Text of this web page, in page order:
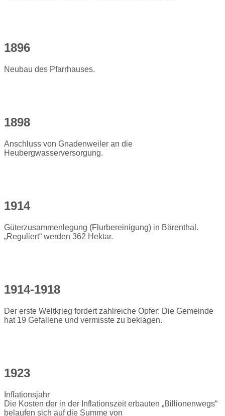
1896
Neubau des Pfarrhauses.
1898
Anschluss von Gnadenweiler an die
Heubergwasserversorgung.
1914
Güterzusammenlegung (Flurbereinigung) in Bärenthal.
„Reguliert“ werden 362 Hektar.
1914-1918
Der erste Weltkrieg fordert zahlreiche Opfer: Die Gemeinde
hat 19 Gefallene und vermisste zu beklagen.
1923
Inflationsjahr
Die Kosten der in der Inflationszeit erbauten „Billionenwegs“
belaufen sich auf die Summe von